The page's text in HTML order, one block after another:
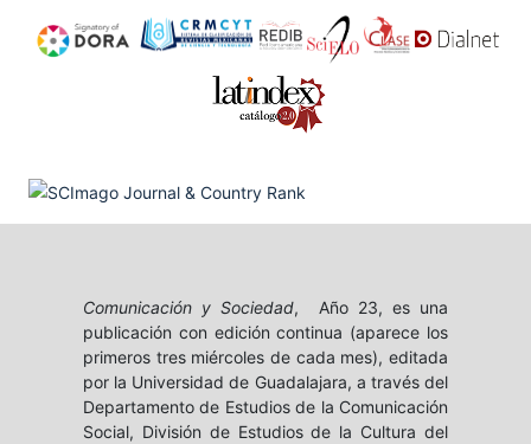
Comunicación y Sociedad, Año 23, es una
publicación con edición continua (aparece los
primeros tres miércoles de cada mes), editada
por la Universidad de Guadalajara, a través del
Departamento de Estudios de la Comunicación
Social, División de Estudios de la Cultura del